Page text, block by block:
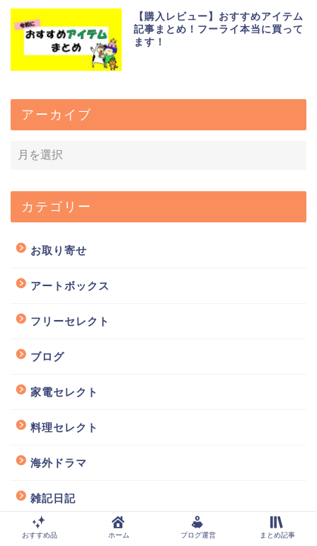
【購入レビュー】おすすめアイテム
記事まとめ！フーライ本当に買って
ます！
アーカイブ
カテゴリー
お取り寄せ
アートボックス
フリーセレクト
ブログ
家電セレクト
料理セレクト
海外ドラマ
雑記日記
スポンサーリンク
おすすめ品 ホーム ブログ運営 まとめ記事